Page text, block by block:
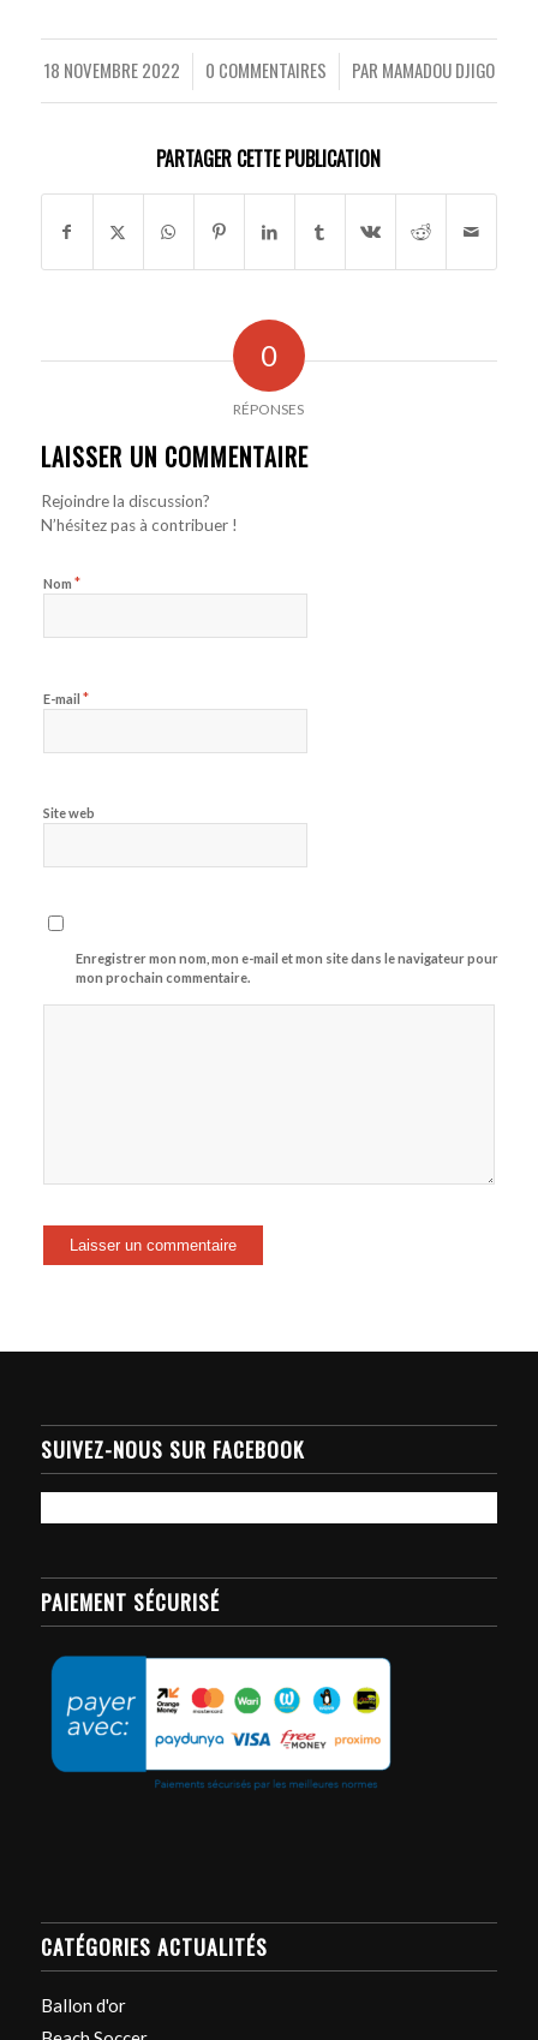
18 NOVEMBRE 2022
/ 0 COMMENTAIRES
/ PAR MAMADOU DJIGO
PARTAGER CETTE PUBLICATION
0
RÉPONSES
LAISSER UN COMMENTAIRE
Rejoindre la discussion?
N’hésitez pas à contribuer !
Nom *
E-mail *
Site web
Enregistrer mon nom, mon e-mail et mon site dans le navigateur pour
mon prochain commentaire.
SUIVEZ-NOUS SUR FACEBOOK
PAIEMENT SÉCURISÉ
CATÉGORIES ACTUALITÉS
Ballon d'or